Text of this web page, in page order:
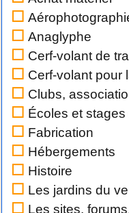
Anaglyphe
Cerf-volant de
Cerf-volant pour
Clubs,
Écoles et
Fabrication
Hébergements
Histoire
Les jardins du
Les sites,